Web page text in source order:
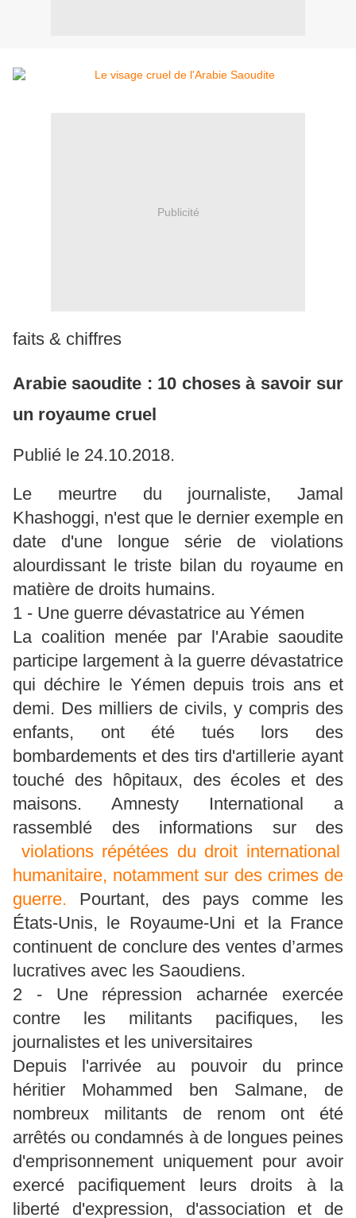
Publicité
faits & chiffres
Arabie saoudite : 10 choses à savoir sur
un royaume cruel
Publié le 24.10.2018.
Le meurtre du journaliste, Jamal
Khashoggi, n'est que le dernier exemple en
date d'une longue série de violations
alourdissant le triste bilan du royaume en
matière de droits humains.
1 - Une guerre dévastatrice au Yémen
La coalition menée par l'Arabie saoudite
participe largement à la guerre dévastatrice
qui déchire le Yémen depuis trois ans et
demi. Des milliers de civils, y compris des
enfants, ont été tués lors des
bombardements et des tirs d'artillerie ayant
touché des hôpitaux, des écoles et des
maisons. Amnesty International a
rassemblé des informations sur des
violations répétées du droit international
humanitaire, notamment sur des crimes de
guerre. Pourtant, des pays comme les
États-Unis, le Royaume-Uni et la France
continuent de conclure des ventes d’armes
lucratives avec les Saoudiens.
2 - Une répression acharnée exercée
contre les militants pacifiques, les
journalistes et les universitaires
Depuis l'arrivée au pouvoir du prince
héritier Mohammed ben Salmane, de
nombreux militants de renom ont été
arrêtés ou condamnés à de longues peines
d'emprisonnement uniquement pour avoir
exercé pacifiquement leurs droits à la
liberté d'expression, d'association et de